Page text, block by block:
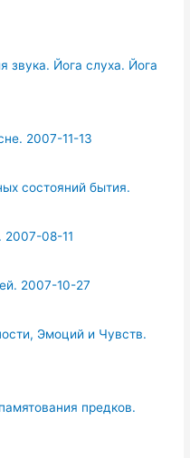
звука. Йога слуха. Йога
2007-11-13
состояний бытия.
2007-08-11
2007-10-27
Эмоций и Чувств.
предков.